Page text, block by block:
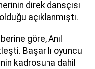
direk dansçısı
açıklanmıştı.
göre, Anıl
Başarılı oyuncu
kadrosuna dahil